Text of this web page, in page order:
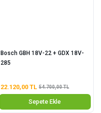
Bosch GBH 18V-22 + GDX 18V-
285
22.120,00 TL 54.700,00 TL
Sepete Ekle